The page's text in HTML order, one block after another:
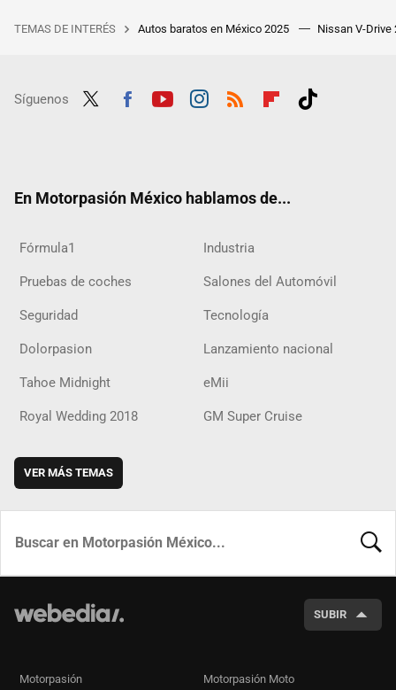
TEMAS DE INTERÉS Autos baratos en México 2025 Nissan V-Drive
Síguenos
En Motorpasión México hablamos de...
Fórmula1 Industria
Pruebas de coches Salones del Automóvil
Seguridad Tecnología
Dolorpasion Lanzamiento nacional
Tahoe Midnight eMii
Royal Wedding 2018 GM Super Cruise
VER MÁS TEMAS
SUBIR
Motorpasión Motorpasión Moto